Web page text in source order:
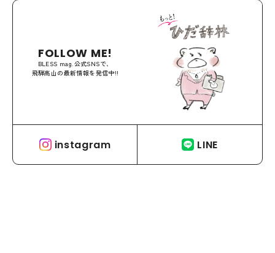
FOLLOW ME!
BLESS mag.公式SNSで、
飛騨高山の最新情報を発信中!!
instagram LINE